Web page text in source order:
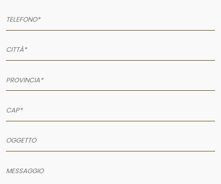
AZIENDA
SERVIZI
PORTFOLIO
NEWS
CONTATTI